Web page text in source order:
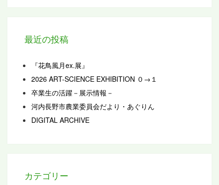
最近の投稿
『花鳥風月ex.展』
2026 ART-SCIENCE EXHIBITION ０→１
卒業生の活躍－展示情報－
河内長野市農業委員会だより・あぐりん
DIGITAL ARCHIVE
カテゴリー